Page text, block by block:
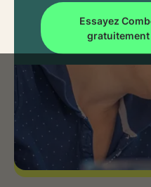
Essayez
gratuitement